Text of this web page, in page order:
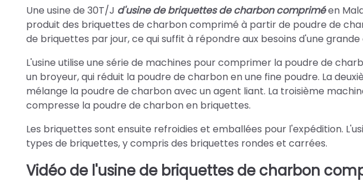
Une usine de 30T/J d'usine de briquettes de charbon compriméen
produit des briquettes de charbon comprimé à partir de poudre de
de briquettes par jour, ce qui suffit à répondre aux besoins d'une
L'usine utilise une série de machines pour comprimer la poudre de
un broyeur, qui réduit la poudre de charbon en une fine poudre. La
mélange la poudre de charbon avec un agent liant. La troisième
compresse la poudre de charbon en briquettes.
Les briquettes sont ensuite refroidies et emballées pour l'expédition.
types de briquettes, y compris des briquettes rondes et carrées.
Vidéo de l'usine de briquettes de charbon